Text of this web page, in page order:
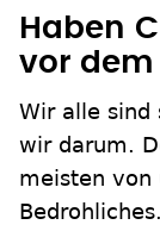
Haben
vor dem
Wir alle sind
wir darum.
meisten von